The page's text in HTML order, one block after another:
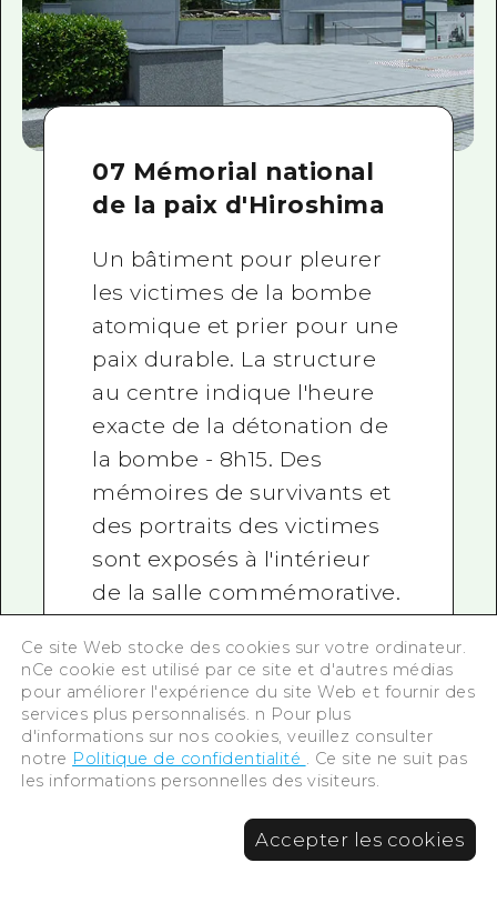
07 Mémorial national
de la paix d'Hiroshima
Un bâtiment pour pleurer
les victimes de la bombe
atomique et prier pour une
paix durable. La structure
au centre indique l'heure
exacte de la détonation de
la bombe - 8h15. Des
mémoires de survivants et
des portraits des victimes
sont exposés à l'intérieur
de la salle commémorative.
Autres bâtiments liés au
bombardement
Ce site Web stocke des cookies sur votre ordinateur.
nCe cookie est utilisé par ce site et d'autres médias
pour améliorer l'expérience du site Web et fournir des
services plus personnalisés. n Pour plus
d'informations sur nos cookies, veuillez consulter
notre Politique de confidentialité . Ce site ne suit pas
les informations personnelles des visiteurs.
Accepter les cookies